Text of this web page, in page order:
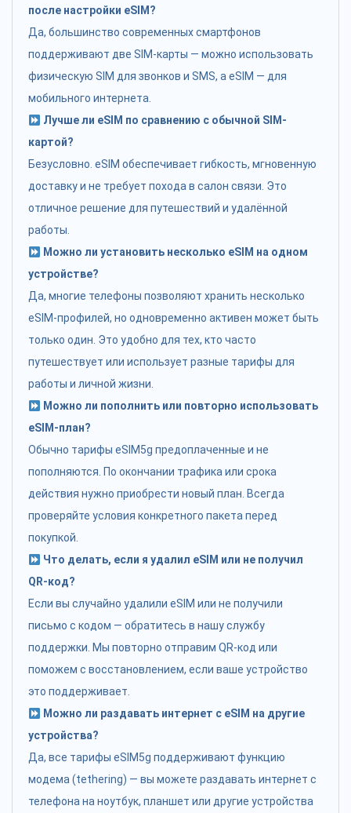
после настройки eSIM?
Да, большинство современных смартфонов
поддерживают две SIM-карты — можно использовать
физическую SIM для звонков и SMS, а eSIM — для
мобильного интернета.
Лучше ли eSIM по сравнению с обычной SIM-
картой?
Безусловно. eSIM обеспечивает гибкость, мгновенную
доставку и не требует похода в салон связи. Это
отличное решение для путешествий и удалённой
работы.
Можно ли установить несколько eSIM на одном
устройстве?
Да, многие телефоны позволяют хранить несколько
eSIM-профилей, но одновременно активен может быть
только один. Это удобно для тех, кто часто
путешествует или использует разные тарифы для
работы и личной жизни.
Можно ли пополнить или повторно использовать
eSIM-план?
Обычно тарифы eSIM5g предоплаченные и не
пополняются. По окончании трафика или срока
действия нужно приобрести новый план. Всегда
проверяйте условия конкретного пакета перед
покупкой.
Что делать, если я удалил eSIM или не получил
QR-код?
Если вы случайно удалили eSIM или не получили
письмо с кодом — обратитесь в нашу службу
поддержки. Мы повторно отправим QR-код или
поможем с восстановлением, если ваше устройство
это поддерживает.
Можно ли раздавать интернет с eSIM на другие
устройства?
Да, все тарифы eSIM5g поддерживают функцию
модема (tethering) — вы можете раздавать интернет с
телефона на ноутбук, планшет или другие устройства